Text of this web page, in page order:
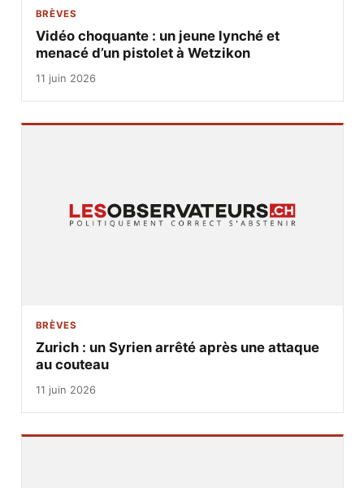
BRÈVES
Vidéo choquante : un jeune lynché et
menacé d’un pistolet à Wetzikon
11 juin 2026
BRÈVES
Zurich : un Syrien arrêté après une attaque
au couteau
11 juin 2026